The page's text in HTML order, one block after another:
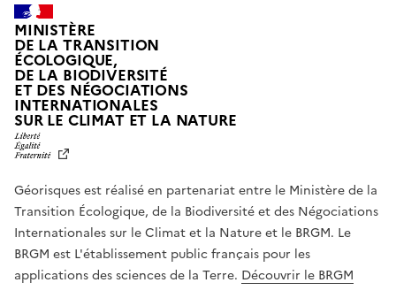
MINISTÈRE
DE LA TRANSITION
ÉCOLOGIQUE,
DE LA BIODIVERSITÉ
ET DES NÉGOCIATIONS
INTERNATIONALES
SUR LE CLIMAT ET LA NATUREL
T
É
,
É
G
A
L
Géorisques est réalisé en partenariat entre le Ministère de la
Transition Écologique, de la Biodiversité et des Négociations
Internationales sur le Climat et la Nature et le BRGM. Le
BRGM est L'établissement public français pour les
applications des sciences de la Terre. Découvrir le BRGM